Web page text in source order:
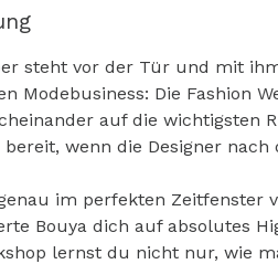
.
S
e
p
steht vor der Tür und mit
Modebusiness: Die Fashion
auf die wichtigsten
bereit, wenn die Designer nach
im perfekten Zeitfenster
Bouya dich auf absolutes
lernst du nicht nur, wie